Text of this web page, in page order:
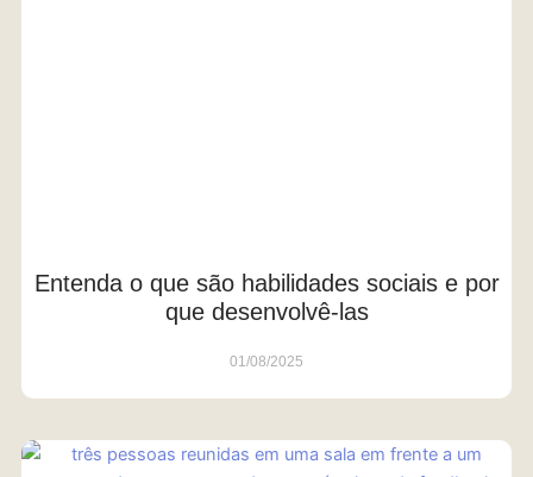
Entenda o que são habilidades sociais e por
que desenvolvê-las
01/08/2025